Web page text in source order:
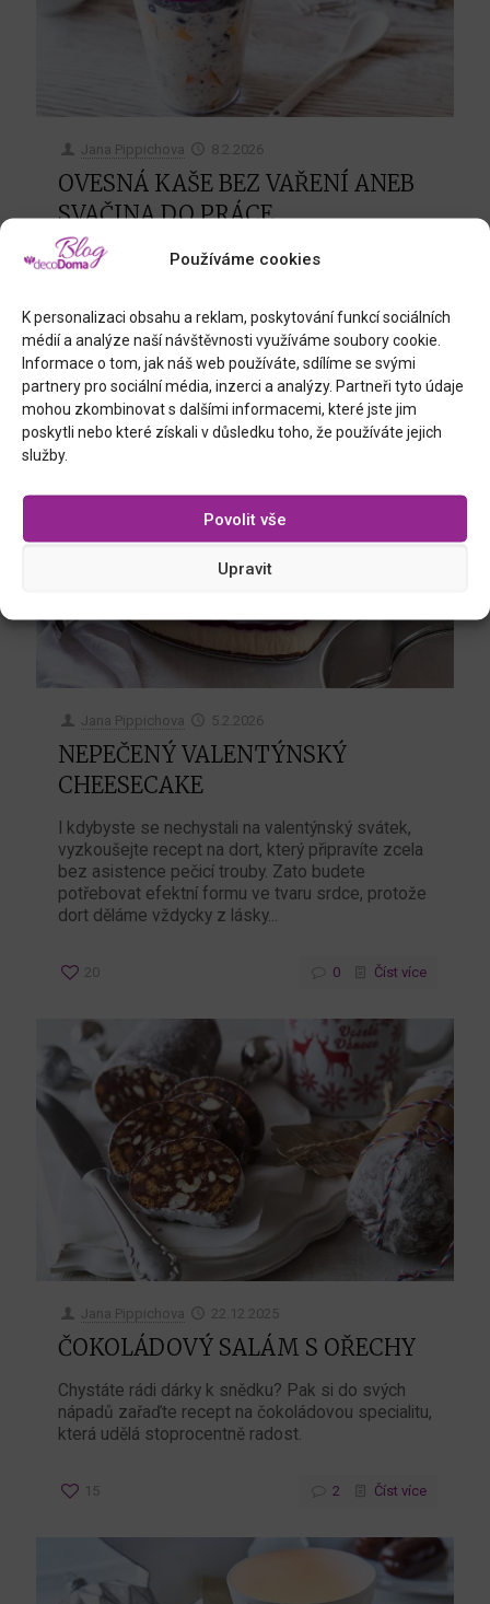
Používáme cookies
K personalizaci obsahu a reklam, poskytování funkcí sociálních
médií a analýze naší návštěvnosti využíváme soubory cookie.
Informace o tom, jak náš web používáte, sdílíme se svými
partnery pro sociální média, inzerci a analýzy. Partneři tyto údaje
mohou zkombinovat s dalšími informacemi, které jste jim
poskytli nebo které získali v důsledku toho, že používáte jejich
služby.
Povolit vše
Upravit
Jana Pippichova 8.2.2026
OVESNÁ KAŠE BEZ VAŘENÍ ANEB
SVAČINA DO PRÁCE
Toto je téma, které většina z nás řeší pět dní v
školních lavic.
10 4 Číst více
Jana Pippichova 5.2.2026
NEPEČENÝ VALENTÝNSKÝ
CHEESECAKE
I kdybyste se nechystali na valentýnský svátek,
vyzkoušejte recept na dort, který připravíte zcela
bez asistence pečicí trouby. Zato budete
potřebovat efektní formu ve tvaru srdce, protože
dort děláme vždycky z lásky...
20 0 Číst více
Jana Pippichova 22.12.2025
ČOKOLÁDOVÝ SALÁM S OŘECHY
Chystáte rádi dárky k snědku? Pak si do svých
nápadů zařaďte recept na čokoládovou specialitu,
která udělá stoprocentně radost.
15 2 Číst více